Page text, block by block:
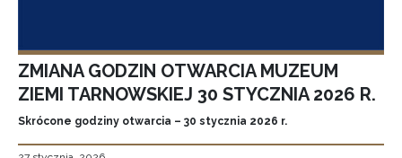
ZMIANA GODZIN OTWARCIA MUZEUM
ZIEMI TARNOWSKIEJ 30 STYCZNIA 2026 R.
Skrócone godziny otwarcia – 30 stycznia 2026 r.